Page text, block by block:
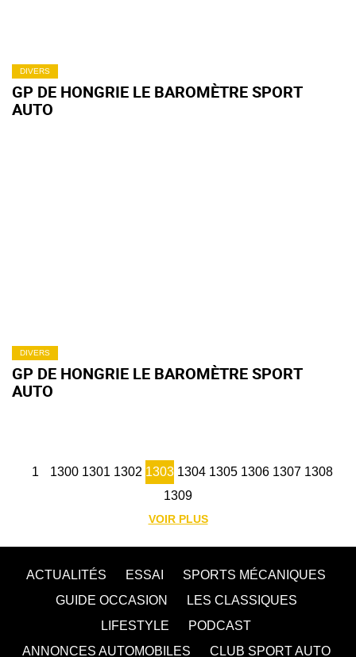
DIVERS
GP DE HONGRIE LE BAROMÈTRE SPORT
AUTO
DIVERS
GP DE HONGRIE LE BAROMÈTRE SPORT
AUTO
1 1300 1301 1302 1303 1304 1305 1306 1307 1308
1309
VOIR PLUS
ACTUALITÉS ESSAI
SPORTS MÉCANIQUES
GUIDE OCCASION
LES CLASSIQUES
LIFESTYLE
PODCAST
ANNONCES AUTOMOBILES
CLUB SPORT AUTO